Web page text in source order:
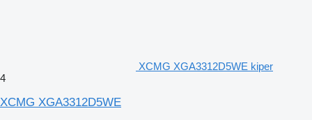
XCMG XGA3312D5WE kiper
4
XCMG XGA3312D5WE